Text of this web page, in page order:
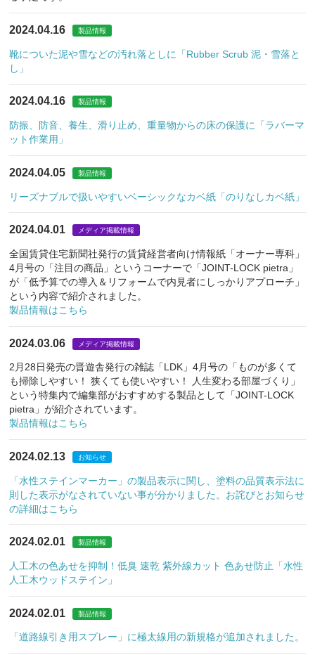
2024.04.16 製品情報
靴についた泥や雪などの汚れ落としに「Rubber Scrub 泥・雪落と
し」
2024.04.16 製品情報
防振、防音、養生、滑り止め、重量物からの床の保護に「ラバーマ
ット作業用」
2024.04.05 製品情報
リーズナブルで扱いやすいベーシックなカベ紙「のりなしカベ紙」
2024.04.01 メディア掲載情報
全国賃貸住宅新聞社発行の賃貸経営者向け情報紙「オーナー専科」
4月号の「注目の商品」というコーナーで「JOINT-LOCK pietra」
が「低予算での導入＆リフォームで内見者にしっかりアプローチ」
という内容で紹介されました。
製品情報はこちら
2024.03.06 メディア掲載情報
2月28日発売の晋遊舎発行の雑誌「LDK」4月号の「ものが多くて
も掃除しやすい！ 狭くても使いやすい！ 人生変わる部屋づくり」
という特集内で編集部がおすすめする製品として「JOINT-LOCK
pietra」が紹介されています。
製品情報はこちら
2024.02.13 お知らせ
「水性ステインマーカー」の製品表示に関し、塗料の品質表示法に
則した表示がなされていない事が分かりました。お詫びとお知らせ
の詳細はこちら
2024.02.01 製品情報
人工木の色あせを抑制！低臭 速乾 紫外線カット 色あせ防止「水性
人工木ウッドステイン」
2024.02.01 製品情報
「道路線引き用スプレー」に極太線用の新規格が追加されました。